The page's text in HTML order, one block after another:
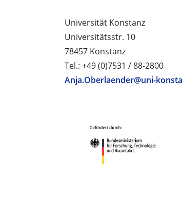
Universität Konstanz
Universitätsstr. 10
78457 Konstanz
Tel.: +49 (0)7531 / 88-2800
Anja.Oberlaender@uni-